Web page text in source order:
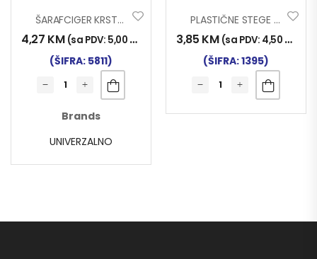
ŠARAFCIGER KRSTASTI PH2 X 100 Mm
4,27 KM (sa PDV: 5,00 KM
(ŠIFRA: 5811)
Brands
UNIVERZALNO
PLASTIČNE STEGE 3.60X200mm 100/1
3,85 KM (sa PDV: 4,50 KM
(ŠIFRA: 1395)